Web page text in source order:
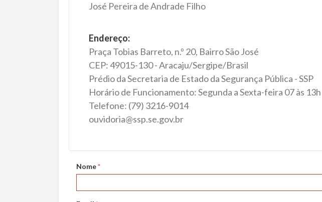
José Pereira de Andrade Filho
Endereço:
Praça Tobias Barreto, n.º 20, Bairro São José
CEP: 49015-130 - Aracaju/Sergipe/Brasil
Prédio da Secretaria de Estado da Segurança Pública - SSP
Horário de Funcionamento: Segunda a Sexta-feira 07 às 13h
Telefone: (79) 3216-9014
ouvidoria@ssp.se.gov.br
Nome*